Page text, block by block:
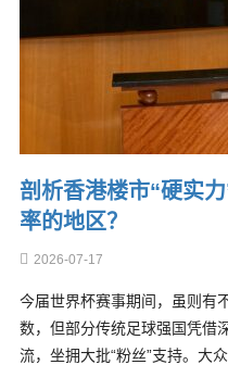
剖析香港楼市“硬实
率的地区？
2026-07-17
今届世界杯赛事期间，虽则有
数，但部分传统足球强国凭借
流，坐拥大批“粉丝”支持。大